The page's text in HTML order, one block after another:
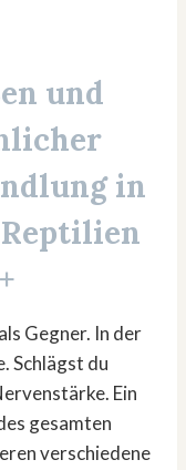
und
in
Gegner. In der
Schlägst du
Ein
gesamten
verschiedene